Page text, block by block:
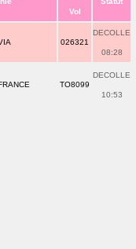
Vol
026321
DECOLLE
08:28
TO8099
DECOLLE
10:53